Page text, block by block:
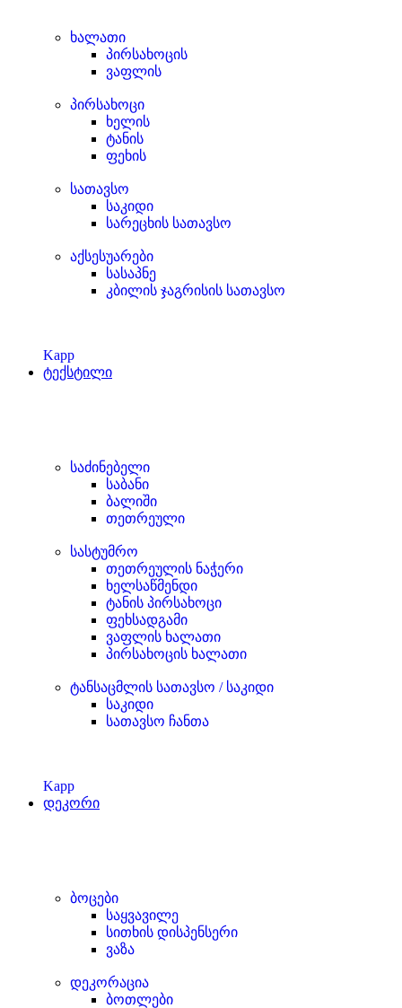
ხალათი
პირსახოცის
ვაფლის
პირსახოცი
ხელის
ტანის
ფეხის
სათავსო
საკიდი
სარეცხის სათავსო
აქსესუარები
სასაპნე
კბილის ჯაგრისის სათავსო
Kapp
ტექსტილი
საძინებელი
საბანი
ბალიში
თეთრეული
სასტუმრო
თეთრეულის ნაჭერი
ხელსაწმენდი
ტანის პირსახოცი
ფეხსადგამი
ვაფლის ხალათი
პირსახოცის ხალათი
ტანსაცმლის სათავსო / საკიდი
საკიდი
სათავსო ჩანთა
Kapp
დეკორი
ბოცები
საყვავილე
სითხის დისპენსერი
ვაზა
დეკორაცია
ბოთლები